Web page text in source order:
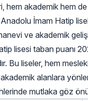
hem akademik hem
İmam Hatip
ve akademik
lisesi taban puanı
Bu liseler, hem
alanlara
mutlaka göz